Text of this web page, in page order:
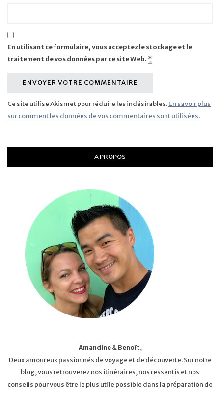
En utilisant ce formulaire, vous acceptez le stockage et le
traitement de vos données par ce site Web. *
Ce site utilise Akismet pour réduire les indésirables.En savoir plus
sur comment les données de vos commentaires sont utilisées.
A PROPOS
Amandine&Benoît,
Deux amoureux passionnés de voyage et de découverte. Sur notre
blog, vous retrouverez nos itinéraires, nos ressentis et nos
conseils pour vous être le plus utile possible dans la préparation de